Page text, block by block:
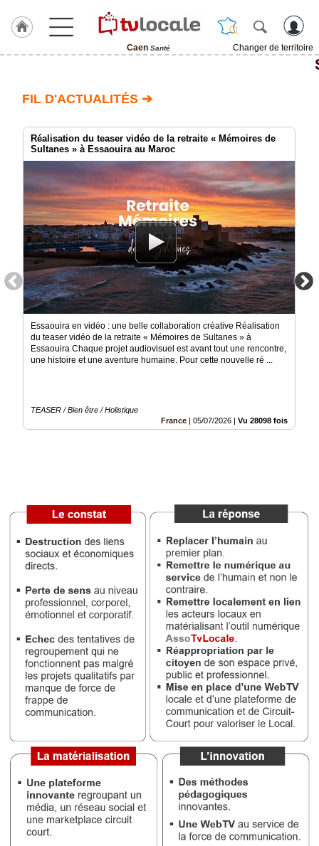
Caen Santé
Changer de territoire
TvLocale
France
Accueil
RUBRIQUES
Agenda
Gazette
Médias
Inscription
FIL D'ACTUALITÉS ➔
Réalisation du teaser vidéo de la retraite « Mémoires de
Sultanes » à Essaouira au Maroc
Essaouira en vidéo : une belle collaboration créative Réalisation
du teaser vidéo de la retraite « Mémoires de Sultanes » à
Essaouira Chaque projet audiovisuel est avant tout une rencontre,
une histoire et une aventure humaine. Pour cette nouvelle ré ...
TEASER / Bien être / Holistique
France
05/07/2026 Vu 28098 fois